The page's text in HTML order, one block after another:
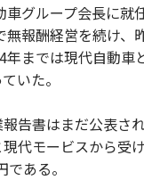
グループ会長に就
無報酬経営を続け、
年までは現代自動車
いた。
告書はまだ公表さ
代モービスから受
ある。